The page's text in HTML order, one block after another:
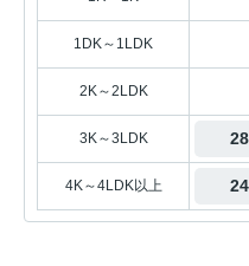
1DK～1LDK
2K～2LDK
3K～3LDK
4K～4LDK以上